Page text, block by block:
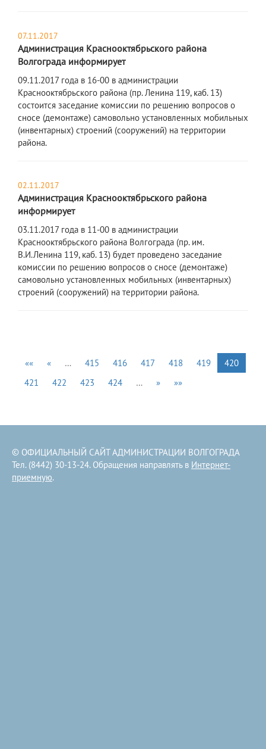
07.11.2017
Администрация Краснооктябрьского района
Волгограда информирует
09.11.2017 года в 16-00 в администрации
Краснооктябрьского района (пр. Ленина 119, каб. 13)
состоится заседание комиссии по решению вопросов о
сносе (демонтаже) самовольно установленных мобильных
(инвентарных) строений (сооружений) на территории
района.
02.11.2017
Администрация Краснооктябрьского района
информирует
03.11.2017 года в 11-00 в администрации
Краснооктябрьского района Волгограда (пр. им.
В.И.Ленина 119, каб. 13) будет проведено заседание
комиссии по решению вопросов о сносе (демонтаже)
самовольно установленных мобильных (инвентарных)
строений (сооружений) на территории района.
«« « … 415 416 417 418 419
420
421
422 423 424 … » »»
© ОФИЦИАЛЬНЫЙ САЙТ АДМИНИСТРАЦИИ ВОЛГОГРАДА
Тел. (8442) 30-13-24. Обращения направлять в Интернет-
приемную.